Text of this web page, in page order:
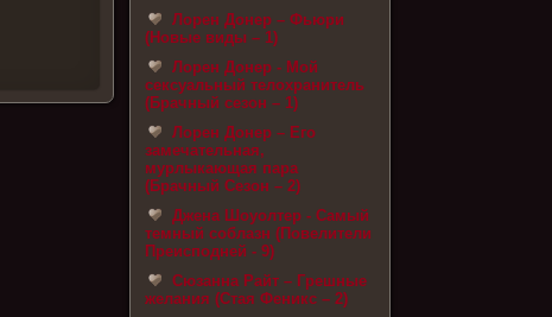
Лорен Донер – Фьюри
(Новые виды – 1)
Лорен Донер - Мой
сексуальный телохранитель
(Брачный сезон – 1)
Лорен Донер – Его
замечательная,
мурлыкающая пара
(Брачный Сезон – 2)
Джена Шоуолтер - Самый
темный соблазн (Повелители
Преисподней - 9)
Сюзанна Райт – Грешные
желания (Стая Феникс – 2)